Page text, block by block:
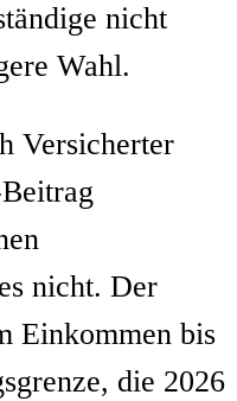
nicht
Wahl.
Versicherter
nicht. Der
Einkommen bis
die 2026